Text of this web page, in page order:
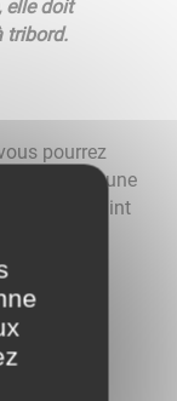
elle doit
tribord.
pourrez
la commune
du Mont Saint
de